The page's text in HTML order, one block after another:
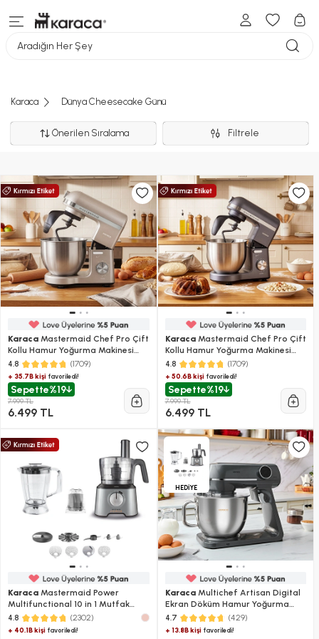
Aradığın Her Şey
Karaca Dünya Cheesecake Günü
Önerilen Sıralama Filtrele
Karaca Mastermaid Chef Pro Çift
Kollu Hamur Yoğurma Makinesi
Iconic Beige 1500W 5L
4.8 (1709)
+ 35.7B kişi favoriledi!
Sepette%19
7.999 TL
6.499 TL
KaracaMastermaid Chef Pro Çift
Kollu Hamur Yoğurma Makinesi
Space Gray 1500 W 5L
4.8 (1709)
+ 50.6B kişifavoriledi!
Sepette%19
7.999 TL
6.499 TL
Karaca Mastermaid Power
Multifunctional 10 in 1 Mutfak
Robotu 2000W Galaxy Grey
4.8 (2302)
+ 40.1B kişi favoriledi!
HEDİYE
KaracaMultichef Artisan Digital
Ekran Döküm Hamur Yoğurma
Makinesi Antrasit 1800W 7L
4.7 (429)
+ 13.8B kişifavoriledi!